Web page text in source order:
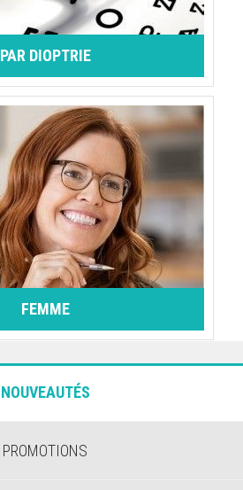
PAR DIOPTRIE
FEMME
NOUVEAUTÉS
PROMOTIONS